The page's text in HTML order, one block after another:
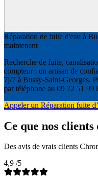
Réparation de fuite d'eau à
maintenant
Recherche de fuite,
compteur : un artisan de
7j/7 à Bussy-Saint-Georges.
par téléphone au 09 72 51 99
Appeler un Réparation fuite
Ce que nos clients
Des avis de vrais clients
4,9 /5